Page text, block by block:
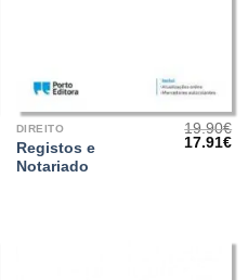
preço
atual
DIREITO
Registos e
Notariado
19.90€
O
17.91€O